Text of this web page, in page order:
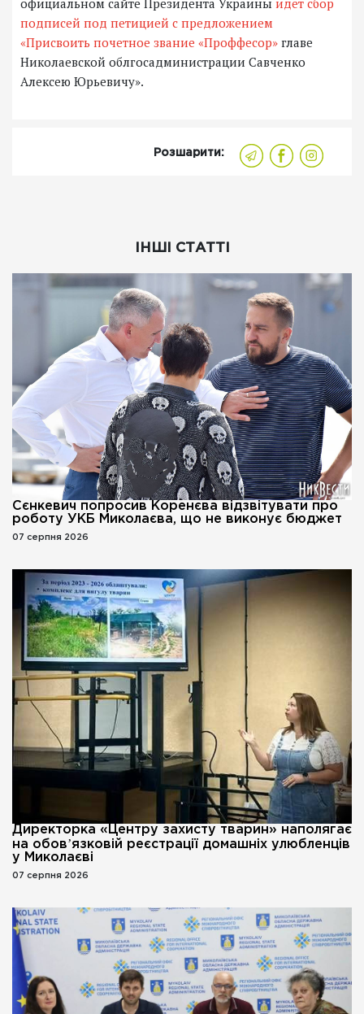
подписей под петицией с предложением
«Присвоить почетное звание «Проффесор» главе
Николаевской облгосадминистрации Савченко
Алексею Юрьевичу».
Розшарити:
ІНШІ СТАТТІ
Сєнкевич попросив Коренєва відзвітувати про
роботу УКБ Миколаєва, що не виконує бюджет
07 серпня 2026
Директорка «Центру захисту тварин» наполягає
на обовʼязковій реєстрації домашніх улюбленців
у Миколаєві
07 серпня 2026